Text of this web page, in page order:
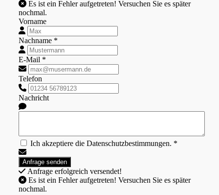
nochmal.
Vorname
Nachname *
E-Mail *
Telefon
Nachricht
Ich akzeptiere die Datenschutzbestimmungen. *
Anfrage erfolgreich versendet!
nochmal.